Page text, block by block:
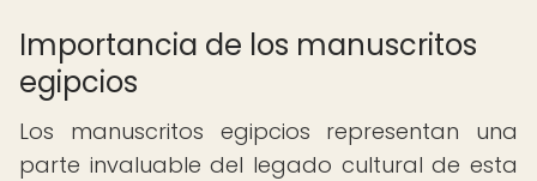
Importancia de los manuscritos
egipcios
Los manuscritos egipcios representan una
parte invaluable del legado cultural de esta